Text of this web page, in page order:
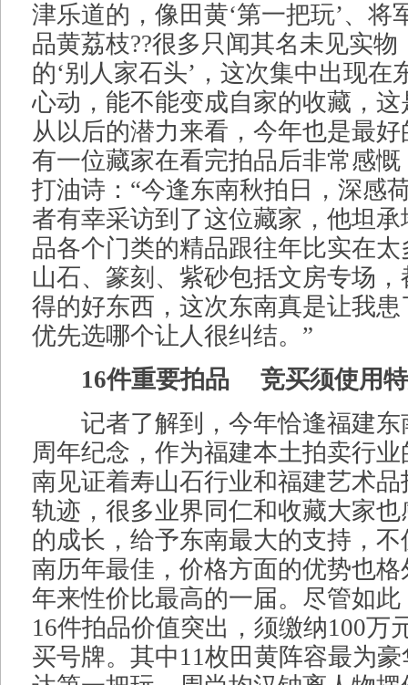
津乐道的，像田黄‘第一把玩’、将
品黄荔枝??很多只闻其名未见实物
的‘别人家石头’，这次集中出现在
心动，能不能变成自家的收藏，
从以后的潜力来看，今年也是最好
有一位藏家在看完拍品后非常感
打油诗：“今逢东南秋拍日，深感
者有幸采访到了这位藏家，他坦承
品各个门类的精品跟往年比实在
山石、篆刻、紫砂包括文房专场
得的好东西，这次东南真是让我
优先选哪个让人很纠结。”
16件重要拍品 竞买须使用
记者了解到，今年恰逢福建东
周年纪念，作为福建本土拍卖行
南见证着寿山石行业和福建艺术
轨迹，很多业界同仁和收藏大家
的成长，给予东南最大的支持，
南历年最佳，价格方面的优势也
年来性价比最高的一届。尽管如
16件拍品价值突出，须缴纳100万
买号牌。其中11枚田黄阵容最为